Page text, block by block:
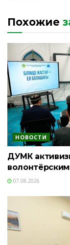
Похожие
НОВОСТИ
ДУМК
07.08.2026